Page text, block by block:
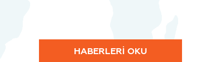
HABERLERI OKU